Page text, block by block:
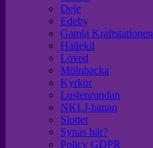
Deje
Edeby
Gamla Kraftstationen
Hällekil
Löved
Mölnbacka
Kyrkor
Lustenrundan
NKLJ-banan
Slottet
Synas här?
Policy GDPR